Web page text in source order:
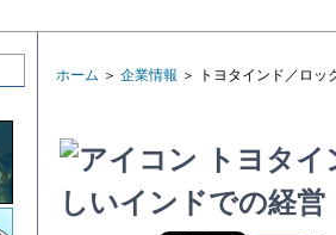
ホーム ＞ 企業情報 ＞ トヨタインド／ロ
トヨタ
しいインドでの経営